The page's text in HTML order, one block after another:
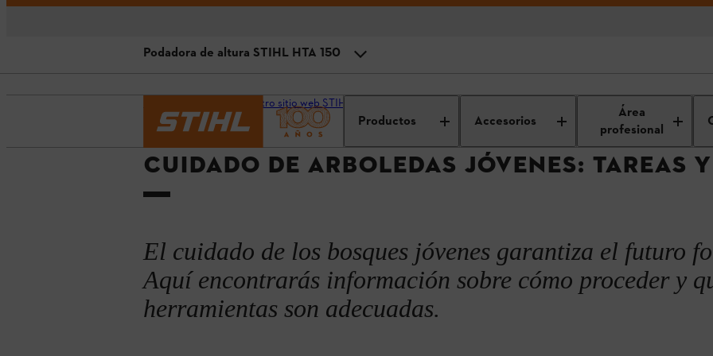
Productos Accesorios
Área
profesional
Nuestro sitio web STIHL para profesionales Jungbestandspflege
CUIDADO DE ARBOLEDAS JÓVENES: TAREAS
El cuidado de los bosques jóvenes garantiza el futuro
Aquí encontrarás información sobre cómo proceder y
herramientas son adecuadas.
Podadora de altura STIHL HTA 150
Cuidado de bosques jóvenes: Herramientas
Podadora de altura STIHL HTA 150
Video: Cuidado de bosques jóvenes
Análisis de áreas forestales
El futuro de la conservación de los bosques jóvenes